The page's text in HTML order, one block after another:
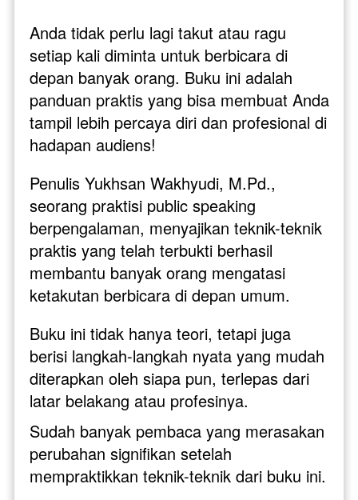
Anda tidak perlu lagi takut atau ragu
setiap kali diminta untuk berbicara di
depan banyak orang. Buku ini adalah
panduan praktis yang bisa membuat Anda
tampil lebih percaya diri dan profesional di
hadapan audiens!
Penulis Yukhsan Wakhyudi, M.Pd.,
seorang praktisi public speaking
berpengalaman, menyajikan teknik-teknik
praktis yang telah terbukti berhasil
membantu banyak orang mengatasi
ketakutan berbicara di depan umum.
Buku ini tidak hanya teori, tetapi juga
berisi langkah-langkah nyata yang mudah
diterapkan oleh siapa pun, terlepas dari
latar belakang atau profesinya.
Sudah banyak pembaca yang merasakan
perubahan signifikan setelah